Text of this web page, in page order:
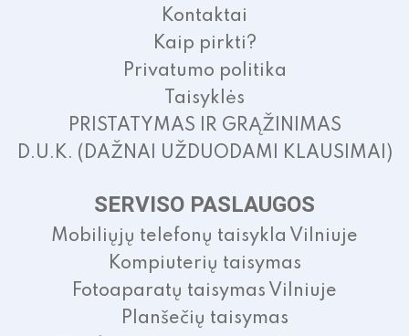
Kontaktai
Kaip pirkti?
Privatumo politika
Taisyklės
PRISTATYMAS IR GRĄŽINIMAS
D.U.K. (DAŽNAI UŽDUODAMI KLAUSIMAI)
SERVISO PASLAUGOS
Mobiliųjų telefonų taisykla Vilniuje
Kompiuterių taisymas
Fotoaparatų taisymas Vilniuje
Planšečių taisymas